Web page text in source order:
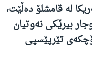
لە قامشلۆ دەڵێت،
بیرێکی نەوتیان
تێرپێسپی